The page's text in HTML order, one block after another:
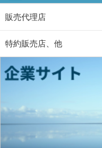
販売代理店
特約販売店、他